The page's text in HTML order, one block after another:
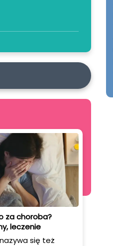
za choroba?
leczenie
się też